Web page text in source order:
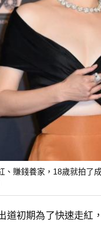
賺錢養家，18歲就拍了
道初期為了快速走紅